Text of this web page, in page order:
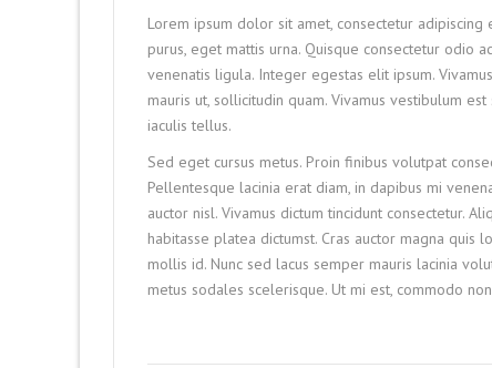
Lorem ipsum dolor sit amet, consectetur
purus, eget mattis urna. Quisque consectetur odio
venenatis ligula. Integer egestas elit ipsum.
mauris ut, sollicitudin quam. Vivamus vestibulum
iaculis tellus.
Sed eget cursus metus. Proin finibus volutpat
Pellentesque lacinia erat diam, in dapibus mi
auctor nisl. Vivamus dictum tincidunt consectetur.
habitasse platea dictumst. Cras auctor magna
mollis id. Nunc sed lacus semper mauris lacinia
metus sodales scelerisque. Ut mi est, commodo